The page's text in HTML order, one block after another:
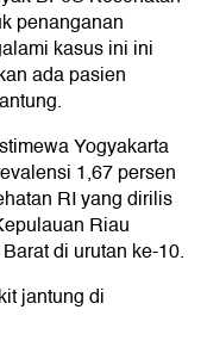
penanganan
kasus ini ini
ada pasien
Yogyakarta
1,67 persen
RI yang dirilis
Riau
di urutan ke-10.
jantung di